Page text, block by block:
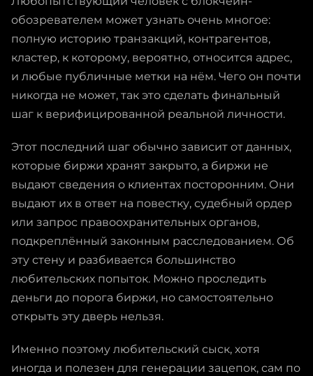
обозревателем может узнать очень многое:
полную историю транзакций, контрагентов,
кластер, к которому, вероятно, относится адрес,
и любые публичные метки на нём. Чего он почти
никогда не может, так это сделать финальный
шаг к верифицированной реальной личности.
Этот последний шаг обычно зависит от данных,
которые биржи хранят закрыто, а биржи не
выдают сведения о клиентах посторонним. Они
выдают их в ответ на повестку, судебный ордер
или запрос правоохранительных органов,
подкреплённый законным расследованием. Об
эту стену и разбивается большинство
любительских попыток. Можно проследить
деньги до порога биржи, но самостоятельно
открыть эту дверь нельзя.
Именно поэтому любительский сыск, хотя
иногда и полезен для генерации зацепок, сам по